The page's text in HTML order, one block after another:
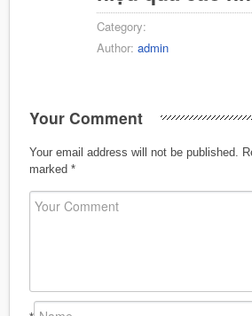
Category:
Author: admin
Your Comment
Your email address will not be published.
marked *